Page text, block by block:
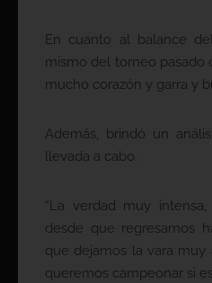
En cuanto al balance
mismo del torneo pasado
mucho corazón y garra y
Además, brindó un
llevada a cabo.
“La verdad muy
desde que regresamos
que dejamos la vara
queremos campeonar si